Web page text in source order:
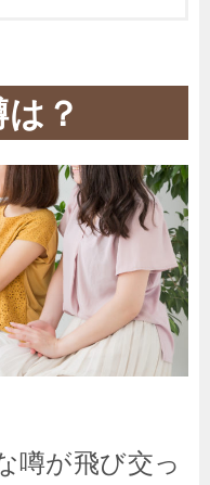
？
噂が飛び交っ